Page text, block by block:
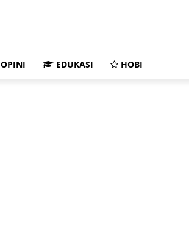
OPINI EDUKASI HOBI